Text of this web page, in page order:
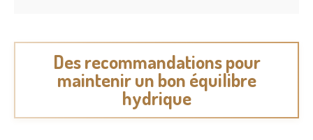
Des recommandations pour
maintenir un bon équilibre
hydrique